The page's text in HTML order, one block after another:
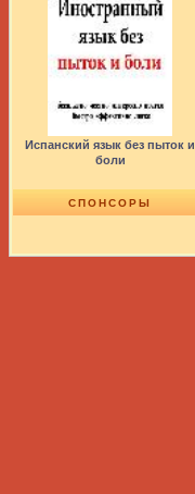
Испанский язык без пыток и
боли
СПОНСОРЫ